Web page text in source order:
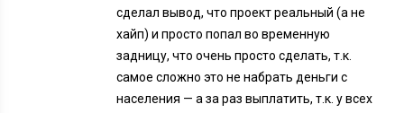
сделал вывод, что проект реальный (а не
хайп) и просто попал во временную
задницу, что очень просто сделать, т.к.
самое сложно это не набрать деньги с
населения — а за раз выплатить, т.к. у всех